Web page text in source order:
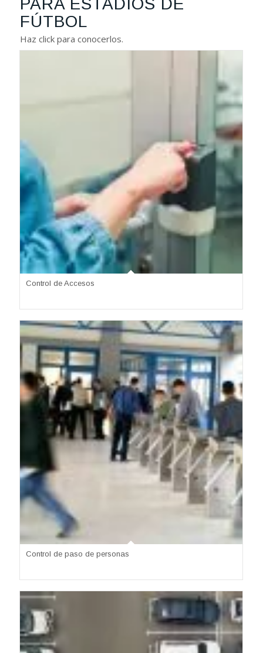
PARA ESTADIOS DE
FÚTBOL
Haz click para conocerlos.
Control de Accesos
Control de paso de personas